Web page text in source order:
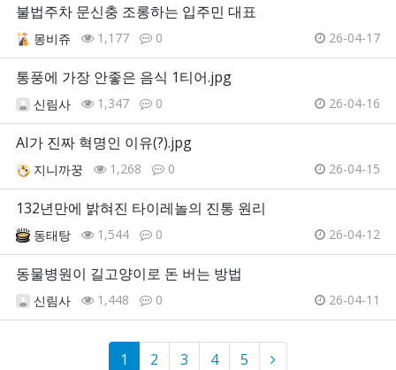
불법주차 문신충 조롱하는 입주민 대표
몽비쥬 1,177 0 26-04-17
통풍에 가장 안좋은 음식 1티어.jpg
신림사 1,347 0 26-04-16
AI가 진짜 혁명인 이유(?).jpg
지니까꿍 1,268 0 26-04-15
132년만에 밝혀진 타이레놀의 진통 원리
동태탕 1,544 0 26-04-12
동물병원이 길고양이로 돈 버는 방법
신림사 1,448 0 26-04-11
1 2 3 4 5